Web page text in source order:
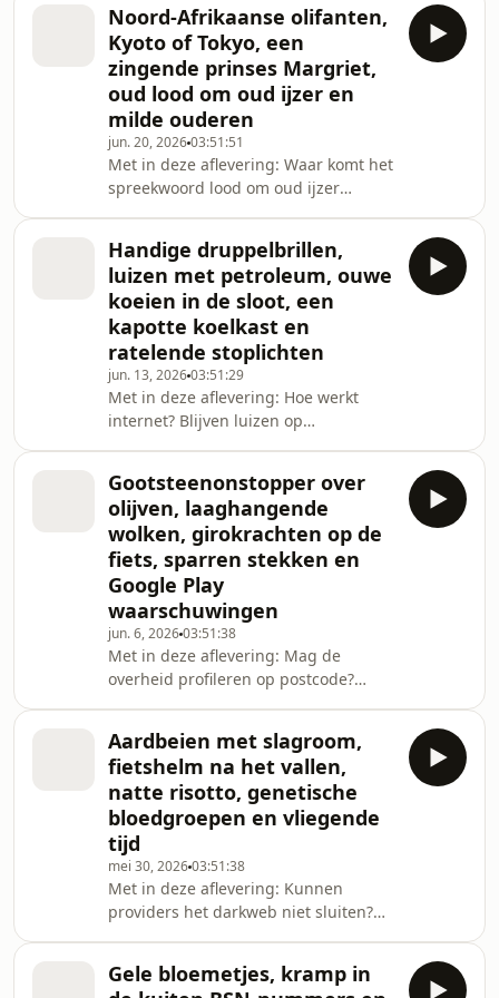
West-Friesland vandaan? Waardoor
ontstaat stof in huis? Waarom doen
we onze handen in de zij? Wat is er
met de lange kroepoek in de
supermarkt gebeurd? Zijn er geen
ballenjongens meer op het WK
voetbal? Zijn roze voetbalschoenen nu
een trend? Wat is er gebeurd met d
Noord-Afrikaanse olifanten,
Kyoto of Tokyo, een
zingende prinses Margriet,
oud lood om oud ijzer en
milde ouderen
jun. 20, 202603:51:51
Met in deze aflevering: Waar komt het
spreekwoord lood om oud ijzer
Waarom zijn de maten van fietswielen
in inches? Werkt warme lucht naar
buiten of koude lucht naar binnen
beter tegen warm weer? En hoe werkt
het menselijke geheugen? Gaat
bliksem alleen naar beneden? Waar
kwamen de olifanten van Hannibal
vandaan? Worden tankstations
Handige druppelbrillen,
luizen met petroleum, ouwe
koeien in de sloot, een
kapotte koelkast en
ratelende stoplichten
jun. 13, 202603:51:29
Met in deze aflevering: Hoe werkt
internet? Blijven luizen op
koeien in de sloot? Wat kun je doen
tegen droge ogen? Op welke manier
kun je je hartslag weer omlaag
brengen? En waarom ratelen niet alle
stoplichten in Nederland? Wat is de
reden dat mensen zo vriendelijk zijn
als je een rollator gebruikt? Hoe lang
kun je het no
Gootsteenonstopper over
olijven, laaghangende
wolken, girokrachten op de
fiets, sparren stekken en
Google Play
waarschuwingen
jun. 6, 202603:51:38
Met in deze aflevering: Mag de
overheid profileren op postcode?
tegelijk open? Kan een gemeente
thuiszorg wegnemen? Wat is het
verschil tussen mitigeur en
melangeur? Waarom val je niet om
als je fietst, maar wel als je stilstaat?
Is laaghangende bewolking zichtbaar
voor buienradar? Waarom wordt de
term directrice niet meer g
Aardbeien met slagroom,
fietshelm na het vallen,
natte risotto, genetische
bloedgroepen en vliegende
tijd
mei 30, 202603:51:38
Met in deze aflevering: Kunnen
providers het darkweb niet sluiten?
er niet meer is? Waar komt de traditie
Gele bloemetjes, kramp in